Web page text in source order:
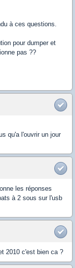
à ces questions.
pour dumper et
pas ??
qu'a l'ouvrir un jour
les réponses
à 2 sous sur l'usb
2010 c'est bien ca ?